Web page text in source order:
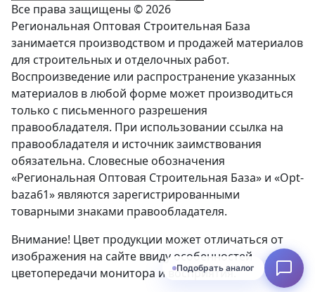
Все права защищены © 2026
Региональная Оптовая Строительная База
занимается производством и продажей материалов
для строительных и отделочных работ.
Воспроизведение или распространение указанных
материалов в любой форме может производиться
только с письменного разрешения
правообладателя. При использовании ссылка на
правообладателя и источник заимствования
обязательна. Словесные обозначения
«Региональная Оптовая Строительная База» и «Opt-
baza61» являются зарегистрированными
товарными знаками правообладателя.
Внимание! Цвет продукции может отличаться от
изображения на сайте ввиду особенностей
цветопередачи монитора и восприятия.
Подобрать аналог